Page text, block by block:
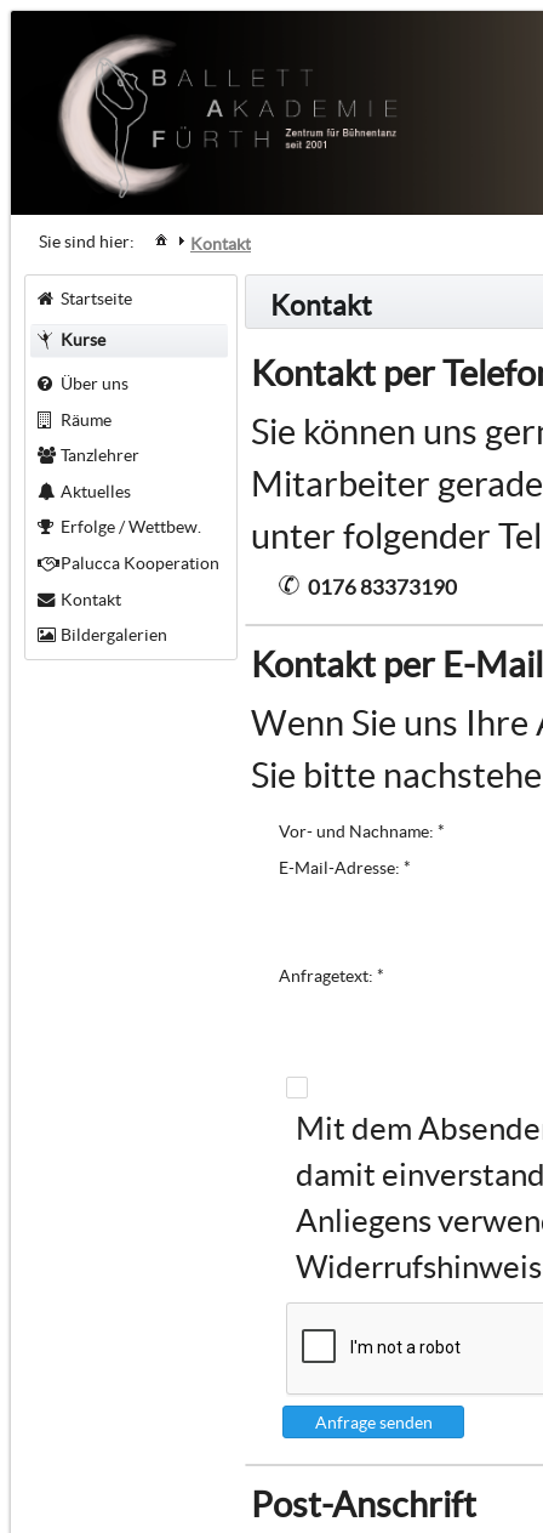
Sie sind hier: Kontakt
Startseite
Kurse
Über uns
Räume
Tanzlehrer
Aktuelles
Erfolge / Wettbew.
Palucca Kooperation
Kontakt
Bildergalerien
Kontakt
Kontakt per
Sie können uns
Mitarbeiter
unter folgender
0176 83373190
Kontakt per E-Mail
Wenn Sie uns
Sie bitte
Mit dem
damit
Anliegens
Anfrage senden
Vor- und Nachname: *
E-Mail-Adresse: *
Anfragetext: *
Post-Anschrift